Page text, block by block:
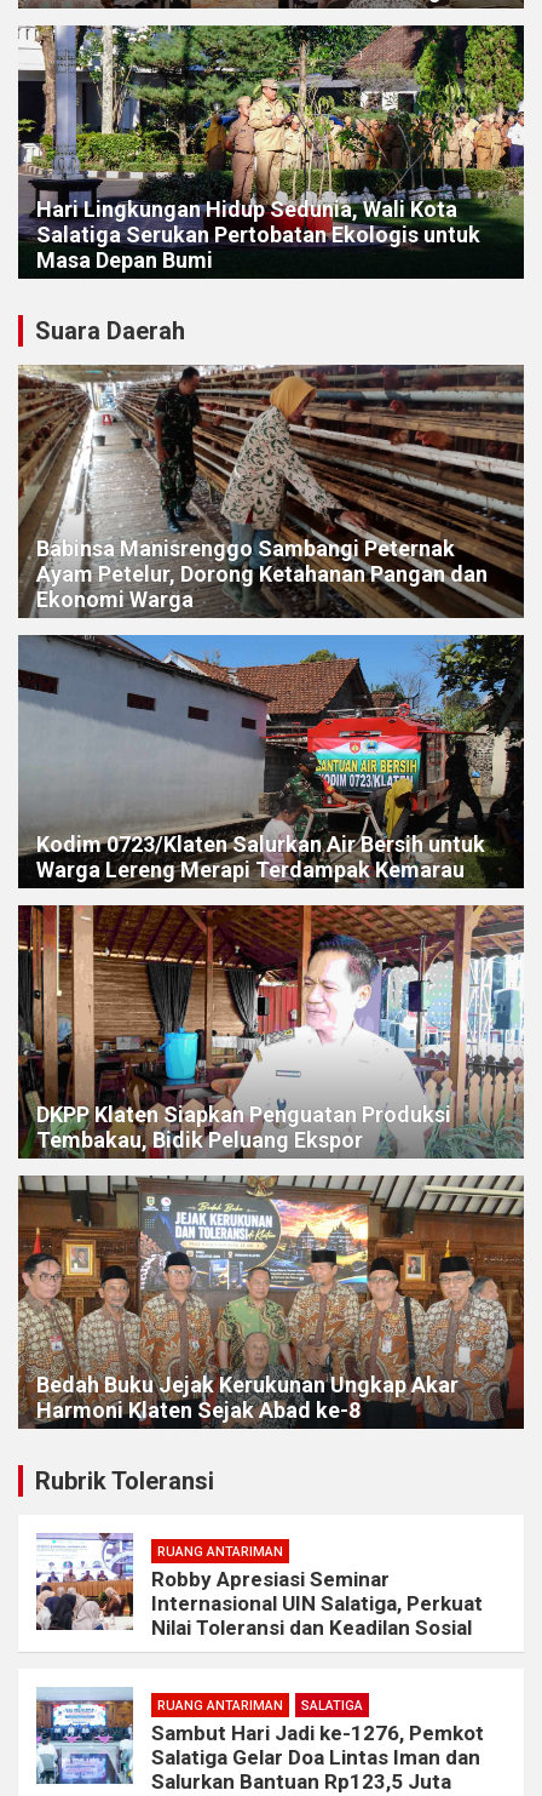
Hari Lingkungan Hidup Sedunia, Wali Kota
Salatiga Serukan Pertobatan Ekologis untuk
Masa Depan Bumi
Suara Daerah
Babinsa Manisrenggo Sambangi Peternak
Ayam Petelur, Dorong Ketahanan Pangan dan
Ekonomi Warga
Kodim 0723/Klaten Salurkan Air Bersih untuk
Warga Lereng Merapi Terdampak Kemarau
DKPP Klaten Siapkan Penguatan Produksi
Tembakau, Bidik Peluang Ekspor
Bedah Buku Jejak Kerukunan Ungkap Akar
Harmoni Klaten Sejak Abad ke-8
Rubrik Toleransi
RUANG ANTARIMAN
Robby Apresiasi Seminar
Internasional UIN Salatiga, Perkuat
Nilai Toleransi dan Keadilan Sosial
RUANG ANTARIMAN SALATIGA
Sambut Hari Jadi ke-1276, Pemkot
Salatiga Gelar Doa Lintas Iman dan
Salurkan Bantuan Rp123,5 Juta